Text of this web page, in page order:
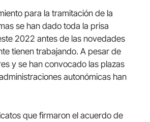
para la tramitación de la
se han dado toda la prisa
2022 antes de las novedades
tienen trabajando. A pesar de
y se han convocado las plazas
autonómicas han
que firmaron el acuerdo de